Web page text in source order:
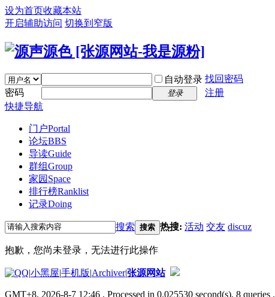
设为首页收藏本站
开启辅助访问 切换到窄版
自动登录 找回密码
密码
登录
注册
快捷导航
门户Portal
论坛BBS
导读Guide
群组Group
家园 Space
排行榜Ranklist
记录Doing
搜索 搜索 热搜: 活动 交友 discuz
抱歉，您尚未登录，无法进行此操作
|小黑屋|手机版|Archiver|张源网站
GMT+8, 2026-8-7 12:46 , Processed in 0.025530 second(s), 8 queries .